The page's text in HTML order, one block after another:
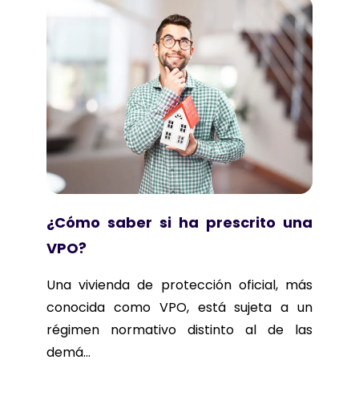
¿Cómo saber si ha prescrito una
VPO?
Una vivienda de protección oficial, más
conocida como VPO, está sujeta a un
régimen normativo distinto al de las
demá...